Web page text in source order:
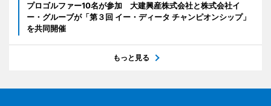
プロゴルファー10名が参加 大建興産株式会社と株式会社イ
ー・グルーブが「第３回 イー・ディータ チャンピオンシップ」
を共同開催
もっと見る